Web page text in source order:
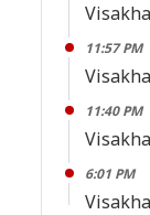
11:57 PM
11:40 PM
6:01 PM